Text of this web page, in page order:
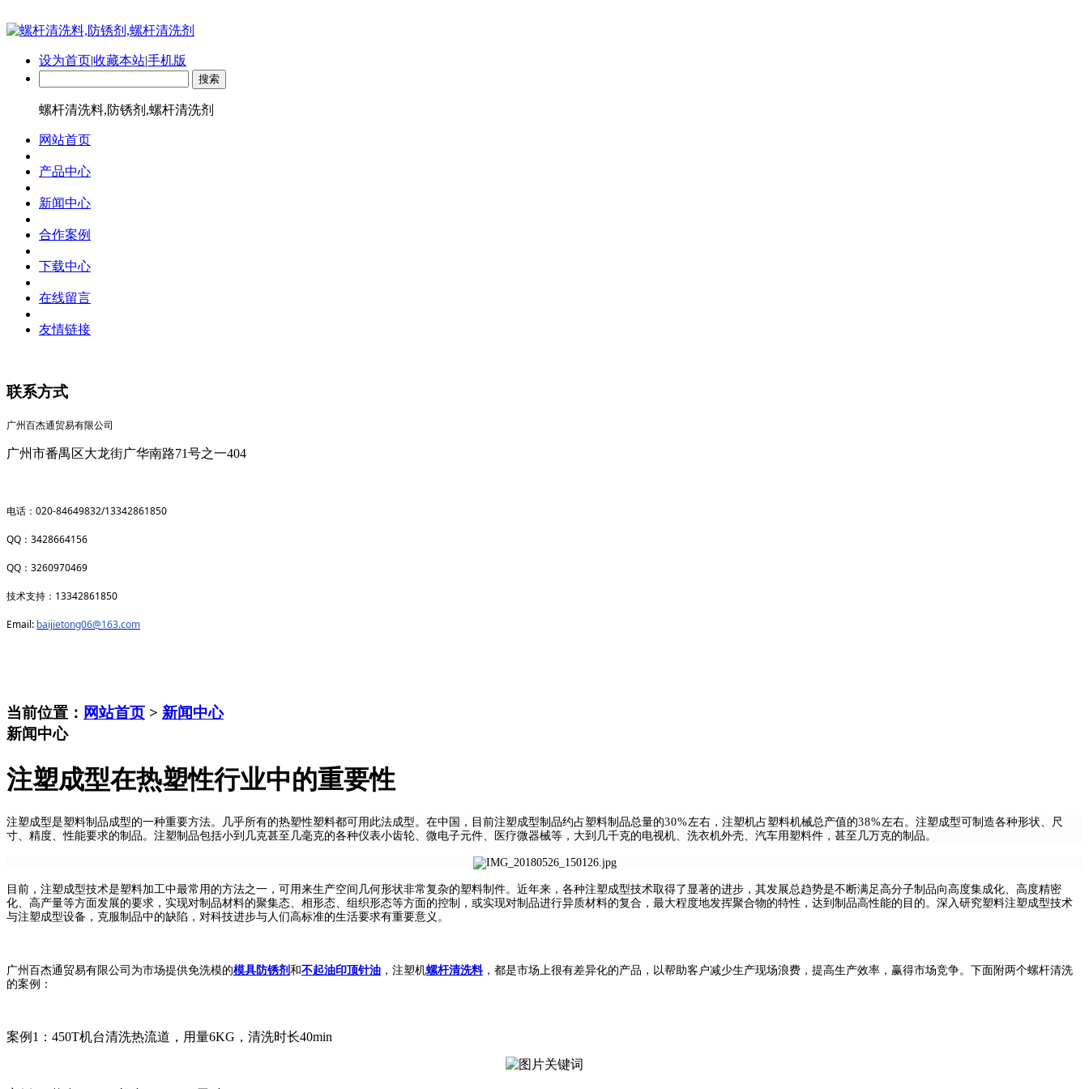
设为首页|收藏本站|手机版
螺杆清洗料,防锈剂,螺杆清洗剂
网站首页
产品中心
新闻中心
合作案例
下载中心
在线留言
友情链接
联系方式
广州百杰通贸易有限公司
广州市番禺区大龙街广华南路71号之一404
电话： 020-84649832/13342861850
QQ ： 3428664156
QQ ： 3260970469
技术支持： 13342861850
Email: baijietong06@163.com
当前位置： 网站首页 > 新闻中心
新闻中心
注塑成型在热塑性行业中的重要性
注塑成型是塑料制品成型的一种重要方法。几乎所有的热塑性塑料都可用此法成型。 在中国，目前注塑成型制品约占塑料制品总量的30%左右，注塑机占塑料机械总产值的38%左右。注塑成型可制造各种形状、尺
寸、精度、性能要求的制品。注塑制品包括小到几克甚至几毫克的各种仪表小齿轮、微电子元件、医疗微器械等，大到几千克的电视机、洗衣机外壳、汽车用塑料件，甚至几万克的制品。
目前，注塑成型技术是塑料加工中最常用的方法之一，可用来生产空间几何形状非常复杂的塑料制件。近年来，各种注塑成型技术取得了显著的进步，其发展总趋势是不断满足高分子制品向高度集成化、高度精密
化、高产量等方面发展的要求，实现对制品材料的聚集态、相形态、组织形态等方面的控制，或实现对制品进行异质材料的复合，最大程度地发挥聚合物的特性，达到制品高性能的目的。深入研究塑料注塑成型技术
与注塑成型设备，克服制品中的缺陷，对科技进步与人们高标准的生活要求有重要意义。
广州百杰通贸易有限公司为市场提供免洗模的模具防锈剂 和不起油印顶针油 ，注塑机螺杆清洗料，都是市场上很有差异化的产品， 以帮助客户减少生产现场浪费，提高生产效率，赢得市场竞争。下面附两个螺杆清洗
的案例：
案例1：450T机台清洗热流道，用量6KG，清洗时长40min